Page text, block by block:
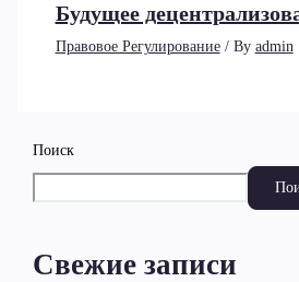
Будущее
Правовое Регулирование/ By admin
Поиск
Свежие записи